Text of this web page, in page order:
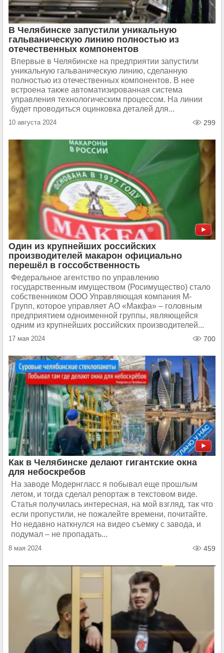
В Челябинске запустили уникальную
гальваническую линию полностью из
отечественных компонентов
Впервые в Челябинске на предприятии запустили
уникальную гальваническую линию, сделанную
полностью из отечественных компонентов. В нее
встроена также автоматизированная система
управления технологическим процессом. На линии
будет проводиться оцинковка деталей для...
10 августа 2024 299
Один из крупнейших российских
производителей макарон официально
перешёл в госсобственность
Федеральное агентство по управлению
государственным имуществом (Росимущество) стало
собственником ООО Управляющая компания М-
Групп, которое управляет АО «Макфа» – головным
предприятием одноименной группы, являющейся
одним из крупнейших российских производителей...
17 мая 2024 700
Как в Челябинске делают гигантские окна
для небоскребов
На заводе Модернгласс я побывал еще прошлым
летом, и тогда сделал репортаж в текстовом виде.
Статья получилась интересная, на мой взгляд, так что
если пропустили, не пожалейте времени, почитайте.
Но недавно наткнулся на видео съемку с завода, и
подумал – не пропадать...
8 мая 2024 459